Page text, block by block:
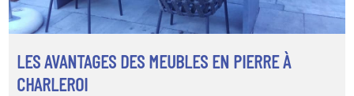
LES AVANTAGES DES MEUBLES EN PIERRE À
CHARLEROI